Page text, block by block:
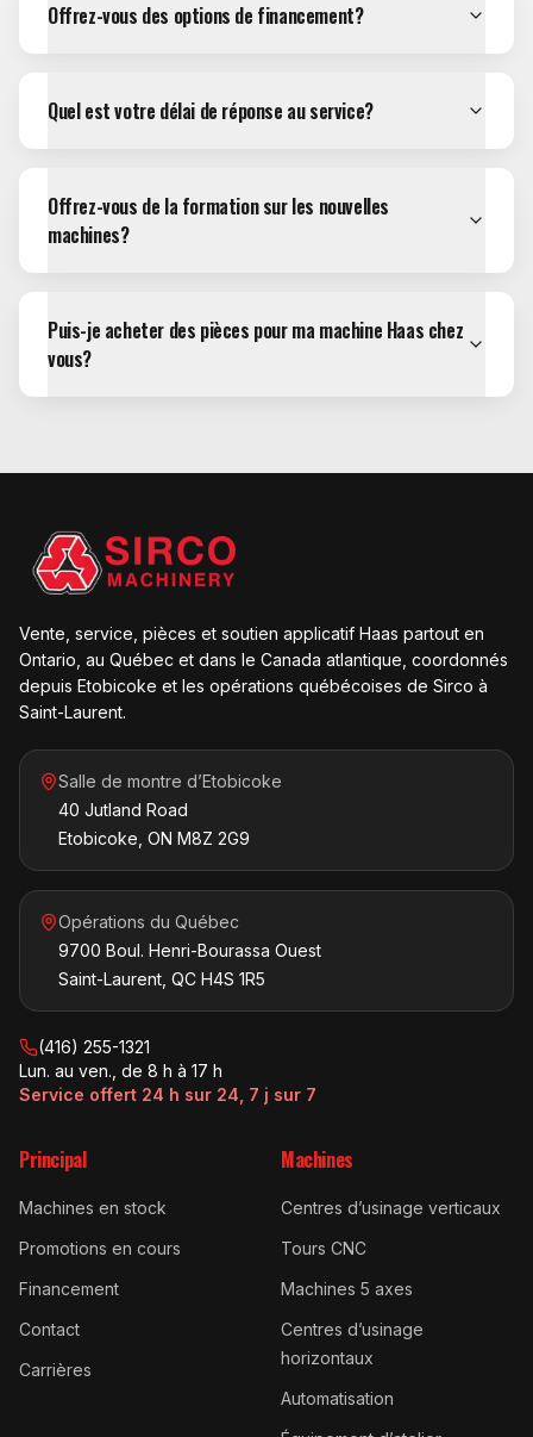
Offrez-vous des options de financement?
Quel est votre délai de réponse au service?
Offrez-vous de la formation sur les nouvelles
machines?
Puis-je acheter des pièces pour ma machine Haas chez
vous?
Vente, service, pièces et soutien applicatif Haas partout en
Ontario, au Québec et dans le Canada atlantique, coordonnés
depuis Etobicoke et les opérations québécoises de Sirco à
Saint-Laurent.
Salle de montre d’Etobicoke
40 Jutland Road
Etobicoke, ON M8Z 2G9
Opérations du Québec
9700 Boul. Henri-Bourassa Ouest
Saint-Laurent, QC H4S 1R5
(416) 255-1321
Lun. au ven., de 8 h à 17 h
Service offert 24 h sur 24, 7 j sur 7
Principal
Machines en stock
Promotions en cours
Financement
Contact
Carrières
Machines
Centres d’usinage verticaux
Tours CNC
Machines 5 axes
Centres d’usinage
horizontaux
Automatisation